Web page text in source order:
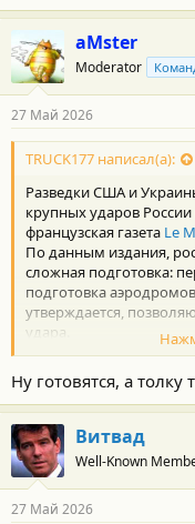
aMster
Moderator
27 Май 2026
TRUCK177 написал(а):
Разведки США и
крупных ударов
французская газета Le
По данным издания,
сложная подготовка:
подготовка
утверждается,
удара.
Представитель
что для запуска
боеприпасы,
несколько рабочих
не часы, а иногда
Le Monde пишет, что
стратегическую
Каспийской флотилии,
операторов
Ну готовятся, а толку
Витвад
Well-Known
27 Май 2026